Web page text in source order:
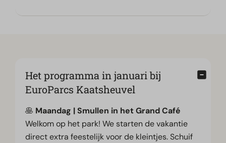
Het programma in januari bij
EuroParcs Kaatsheuvel
🥞 Maandag | Smullen in het Grand Café
Welkom op het park! We starten de vakantie
direct extra feestelijk voor de kleintjes. Schuif